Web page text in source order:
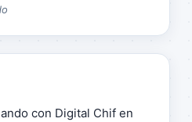
con Digital Chif en